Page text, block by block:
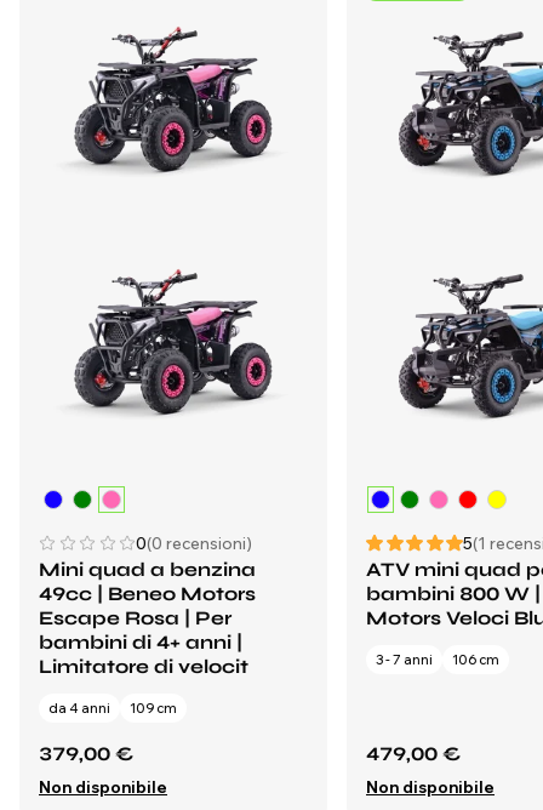
0(0 recensioni)
Mini quad a benzina
49cc | Beneo Motors
Escape Rosa | Per
bambini di 4+ anni |
Limitatore di velocit
da 4 anni 109 cm
379,00 €
Non disponibile
5(1
ATV mini quad
bambini 800 W
Motors Veloci
3 - 7 anni 106 cm
479,00 €
Non disponibile